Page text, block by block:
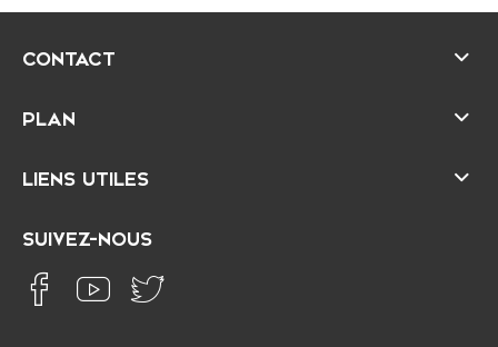
CONTACT
PLAN
LIENS UTILES
SUIVEZ-NOUS